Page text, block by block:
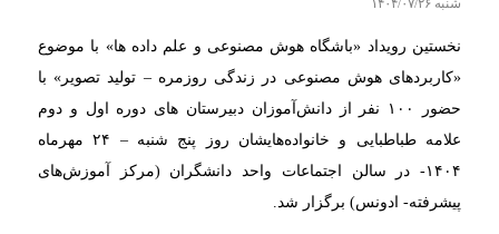
شنبه ۱۴۰۴/۰۷/۲۶
نخستین رویداد «باشگاه هوش مصنوعی و علم داده ها» با موضوع
«کاربردهای هوش مصنوعی در زندگی روزمره – تولید تصویر» با
حضور ۱۰۰ نفر از دانش‌آموزان دبیرستان های دوره اول و دوم
علامه طباطبایی و خانواده‌هایشان روز پنج شنبه – ۲۴ مهرماه
۱۴۰۴- در سالن اجتماعات واحد دانشگران (مرکز آموزش‌های
پیشرفته- ادونس) برگزار شد.